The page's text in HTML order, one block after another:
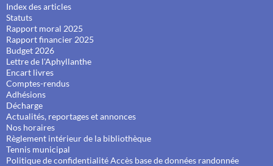
Index des articles
Statuts
Rapport moral 2025
Rapport financier 2025
Budget 2026
Lettre de l'Aphyllanthe
Encart livres
Comptes-rendus
Adhésions
Décharge
Actualités, reportages et annonces
Nos horaires
Règlement intérieur de la bibliothèque
Tennis municipal
Politique de confidentialitéAccès base de données randonnée